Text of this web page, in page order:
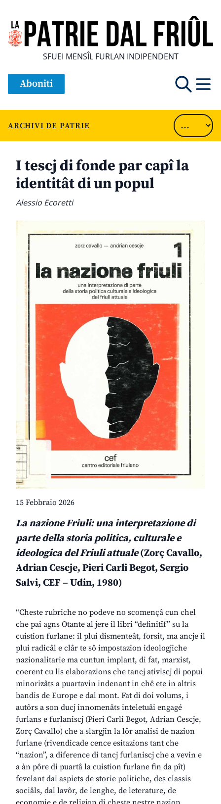
SFUEI MENSÎL FURLAN INDIPENDENT
Aboniti
ARCHIVI DE PATRIE
I tescj di fonde par capî la
identitât di un popul
Alessio Ecoretti
15 Febbraio 2026
La nazione Friuli: una interpretazione di
parte della storia politica, culturale e
ideologica del Friuli attuale(Zorç Cavallo,
Adrian Cescje, Pieri Carli Begot, Sergio
Salvi, CEF – Udin, 1980)
“Cheste rubriche no podeve no scomençâ cun chel
che pai agns Otante al jere il libri “definitîf” su la
cuistion furlane: il plui dismenteât, forsit, ma ancje il
plui radicâl e clâr te sô impostazion ideologjiche
nazionalitarie ma cuntun implant, di fat, marxist,
coerent cu lis elaborazions che tancj ativiscj di popui
minorizâts a puartavin indenant in chê ete in altris
bandis de Europe e dal mont. Fat di doi volums, i
autôrs a son ducj innomenâts inteletuâi engagé
furlans e furlaniscj (Pieri Carli Begot, Adrian Cescje,
Zorç Cavallo) che a slargjin la lôr analisi de nazion
furlane (rivendicade cence esitazions tant che
“nazion”, a diference di tancj furlaniscj che a vevin e
a àn pôre di puartâ la cuistion furlane fin da pît)
fevelant dai aspiets de storie politiche, des classis
sociâls, dal lavôr, de lenghe, de leterature, de